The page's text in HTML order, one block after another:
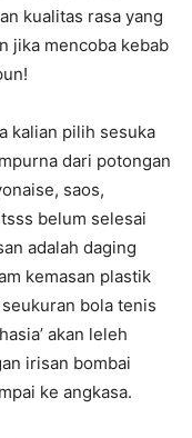
kualitas rasa yang
jika mencoba kebab
kalian pilih sesuka
dari potongan
saos,
belum selesai
adalah daging
kemasan plastik
bola tenis
akan leleh
irisan bombai
ke angkasa.